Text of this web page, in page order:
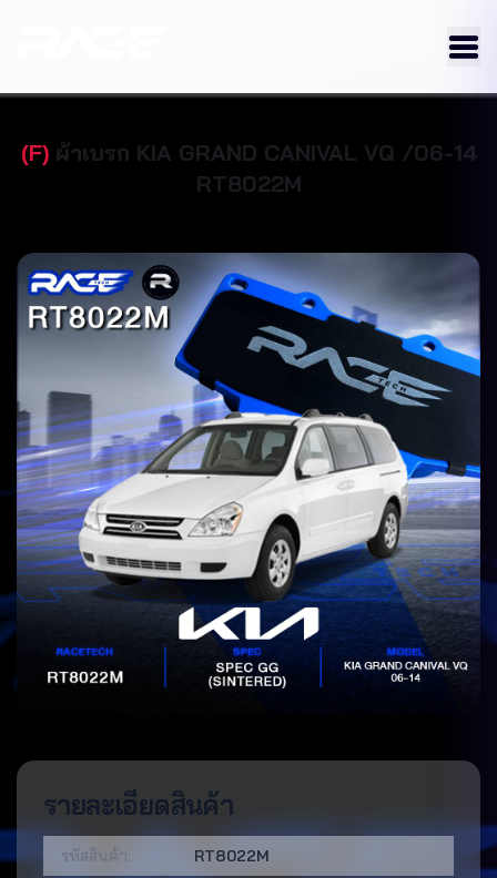
(F) ผ้าเบรก KIA GRAND CANIVAL VQ /06-14
RT8022M
รายละเอียดสินค้า
รหัสสินค้า: RT8022M